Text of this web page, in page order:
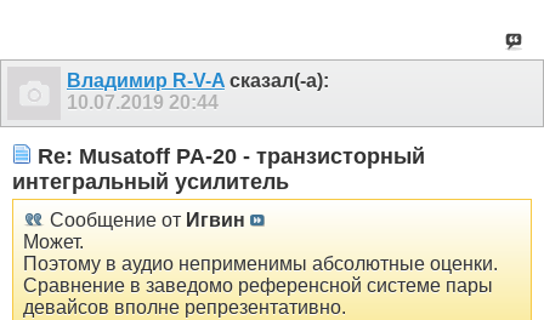
Владимир R-V-A сказал(-а):
10.07.2019 20:44
Re: Musatoff PA-20 - транзисторный
интегральный усилитель
Сообщение от Игвин
Может.
Поэтому в аудио неприменимы абсолютные оценки.
Сравнение в заведомо референсной системе пары
девайсов вполне репрезентативно.